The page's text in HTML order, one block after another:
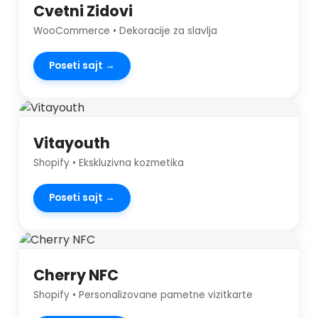
Cvetni Zidovi
WooCommerce • Dekoracije za slavlja
Poseti sajt →
Vitayouth
Shopify • Ekskluzivna kozmetika
Poseti sajt →
Cherry NFC
Shopify • Personalizovane pametne vizitkarte